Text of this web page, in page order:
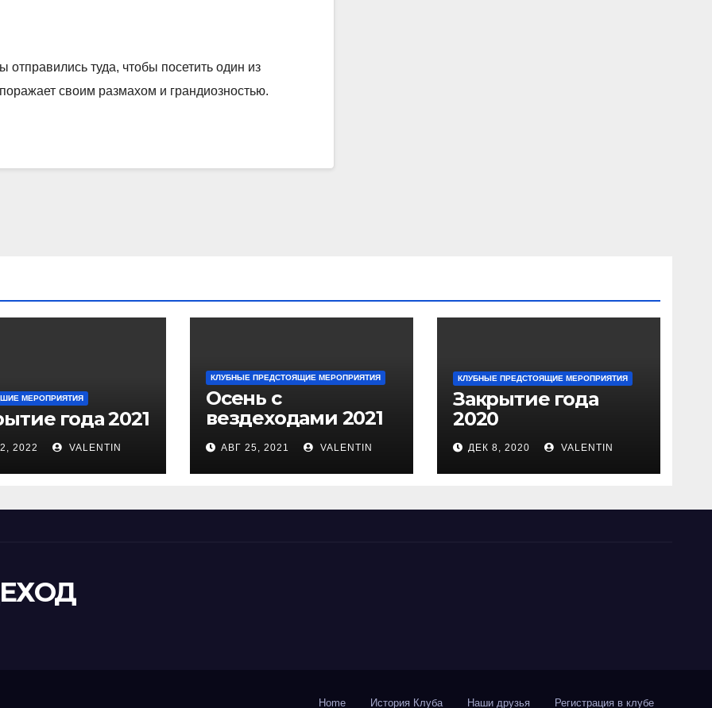
туда, чтобы посетить один из
своим размахом и грандиозностью.
МЕРОПРИЯТИЯ
года 2021
2022 VALENTIN
КЛУБНЫЕ ПРЕДСТОЯЩИЕ МЕРОПРИЯТИЯ
Осень с
вездеходами 2021
СЕНТЯБРЬ
АВГ 25, 2021 VALENTIN
КЛУБНЫЕ ПРЕДСТОЯЩИЕ МЕРОПРИЯТИЯ
Закрытие года
2020
ДЕК 8, 2020 VALENTIN
Home История Клуба Наши друзья Регистрация в клубе